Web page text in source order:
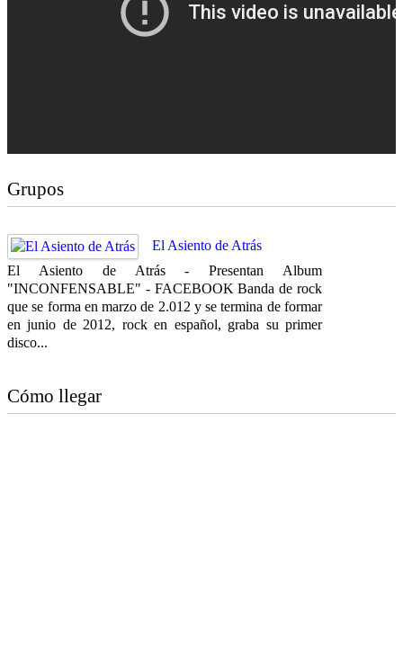
Grupos
El Asiento de Atrás
El Asiento de Atrás - Presentan Album
"INCONFENSABLE" - FACEBOOK Banda de rock
que se forma en marzo de 2.012 y se termina de formar
en junio de 2012, rock en español, graba su primer
disco...
Cómo llegar